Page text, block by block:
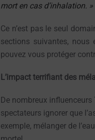
mort en cas d’inhalation. »
Ce n’est pas le seul
sections suivantes, nous
pouvez vous protéger
L’impact terrifiant des
De nombreux
spectateurs ignorer que
exemple, mélanger de